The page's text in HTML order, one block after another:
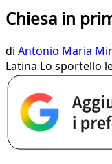
Chiesa in
di Antonio Maria
Latina Lo sportello